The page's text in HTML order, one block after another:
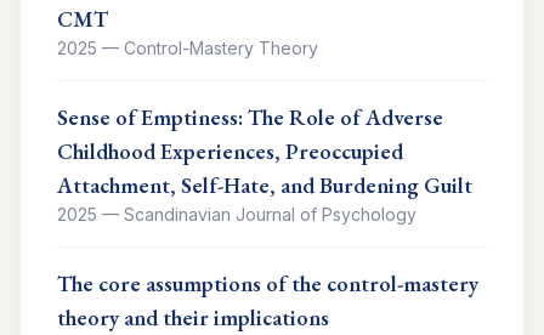
CMT
2025 — Control-Mastery Theory
Sense of Emptiness: The Role of Adverse
Childhood Experiences, Preoccupied
Attachment, Self-Hate, and Burdening Guilt
2025 — Scandinavian Journal of Psychology
The core assumptions of the control-mastery
theory and their implications